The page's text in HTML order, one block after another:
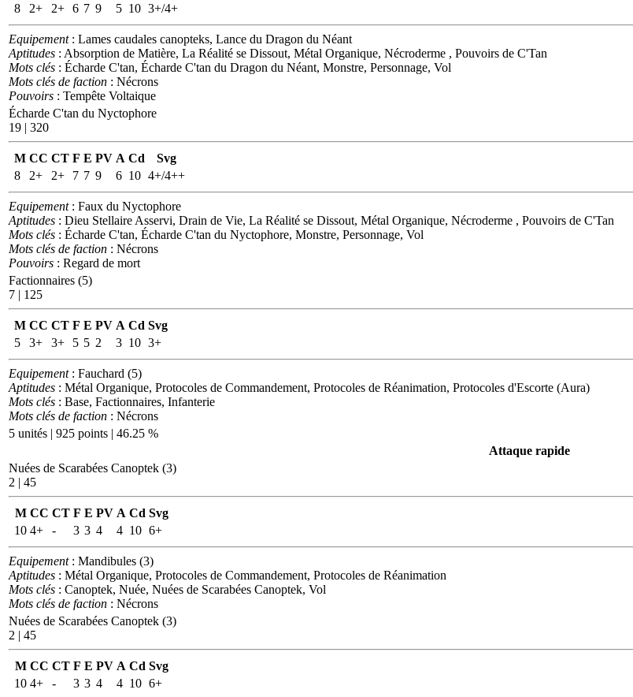
8
2+ 2+ 6 7 9 5 10 3+/4+
Equipement: Lames caudales canopteks, Lance du Dragon du Néant
Aptitudes : Absorption de Matière, La Réalité se Dissout, Métal Organique, Nécroderme , Pouvoirs de C'Tan
Mots clés : Écharde C'tan, Écharde C'tan du Dragon du Néant, Monstre, Personnage, Vol
Mots clés de faction : Nécrons
Pouvoirs : Tempête Voltaique
Écharde C'tan du Nyctophore
19 | 320
M CC CT F E PV A Cd
Svg
8
2+ 2+ 7 7 9 6 10 4+/4++
Equipement: Faux du Nyctophore
Aptitudes : Dieu Stellaire Asservi, Drain de Vie, La Réalité se Dissout, Métal Organique, Nécroderme , Pouvoirs de C'Tan
Mots clés : Écharde C'tan, Écharde C'tan du Nyctophore, Monstre, Personnage, Vol
Mots clés de faction : Nécrons
Pouvoirs : Regard de mort
Factionnaires (5)
7 | 125
M CC CT F E PV A Cd Svg
5
3+ 3+ 5 5 2 3 10 3+
Equipement: Fauchard (5)
Aptitudes : Métal Organique, Protocoles de Commandement, Protocoles de Réanimation, Protocoles d'Escorte (Aura)
Mots clés : Base, Factionnaires, Infanterie
Mots clés de faction : Nécrons
5 unités | 925 points | 46.25 %
Attaque rapide
Nuées de Scarabées Canoptek (3)
2 | 45
M CC CT F E PV A Cd Svg
10 4+ - 3 3 4 4 10 6+
Equipement: Mandibules (3)
Aptitudes : Métal Organique, Protocoles de Commandement, Protocoles de Réanimation
Mots clés : Canoptek, Nuée, Nuées de Scarabées Canoptek, Vol
Mots clés de faction : Nécrons
Nuées de Scarabées Canoptek (3)
2 | 45
M CC CT F E PV A Cd Svg
10 4+ - 3 3 4 4 10 6+